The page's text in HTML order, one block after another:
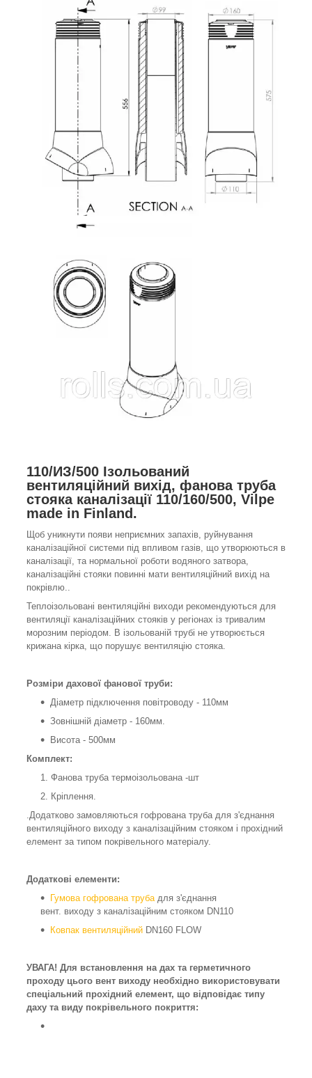
110/ИЗ/500 Ізольований
вентиляційний вихід, фанова труба
стояка каналізації 110/160/500, Vilpe
made in Finland.
Щоб уникнути появи неприємних запахів, руйнування
каналізаційної системи під впливом газів, що утворюються в
каналізації, та нормальної роботи водяного затвора,
каналізаційні стояки повинні мати вентиляційний вихід на
покрівлю..
Теплоізольовані вентиляційні виходи рекомендуються для
вентиляції каналізаційних стояків у регіонах із тривалим
морозним періодом. В ізольованій трубі не утворюється
крижана кірка, що порушує вентиляцію стояка.
Розміри дахової фанової труби:
Діаметр підключення повітроводу - 110мм
Зовнішній діаметр - 160мм.
Висота - 500мм
Комплект:
Фанова труба термоізольована -шт
Кріплення.
.Додатково замовляються гофрована труба для з'єднання
вентиляційного виходу з каналізаційним стояком і прохідний
елемент за типом покрівельного матеріалу.
Додаткові елементи:
Гумова гофрована труба для з'єднання
вент. виходу з каналізаційним стояком DN110
Ковпак вентиляційний DN160 FLOW
УВАГА! Для встановлення на дах та герметичного
проходу цього вент виходу необхідно використовувати
спеціальний прохідний елемент, що відповідає типу
даху та виду покрівельного покриття: